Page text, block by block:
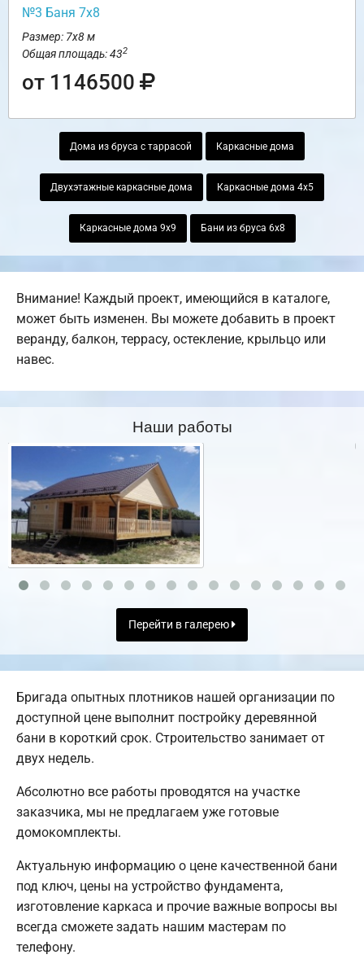
№3 Баня 7х8
Размер: 7х8 м
Общая площадь: 432
от 1146500
Дома из бруса с таррасой Каркасные дома
Двухэтажные каркасные дома Каркасные дома 4х5
Каркасные дома 9х9 Бани из бруса 6х8
Внимание! Каждый проект, имеющийся в каталоге,
может быть изменен. Вы можете добавить в проект
веранду, балкон, террасу, остекление, крыльцо или
навес.
Наши работы
Перейти в галерею
Бригада опытных плотников нашей организации по
доступной цене выполнит постройку деревянной
бани в короткий срок. Строительство занимает от
двух недель.
Абсолютно все работы проводятся на участке
заказчика, мы не предлагаем уже готовые
домокомплекты.
Актуальную информацию о цене качественной бани
под ключ, цены на устройство фундамента,
изготовление каркаса и прочие важные вопросы вы
всегда сможете задать нашим мастерам по
телефону.